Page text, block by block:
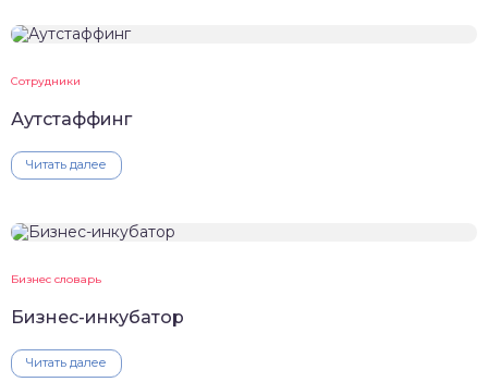
Сотрудники
Аутстаффинг
Читать далее
Бизнес словарь
Бизнес-инкубатор
Читать далее